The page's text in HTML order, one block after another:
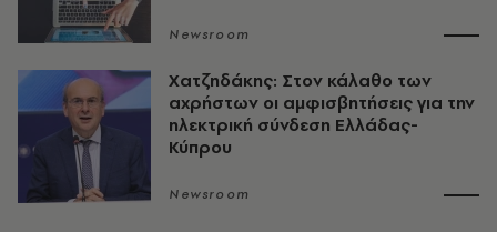
Newsroom
Χατζηδάκης: Στον κάλαθο των
αχρήστων οι αμφισβητήσεις για την
ηλεκτρική σύνδεση Ελλάδας-
Κύπρου
Newsroom